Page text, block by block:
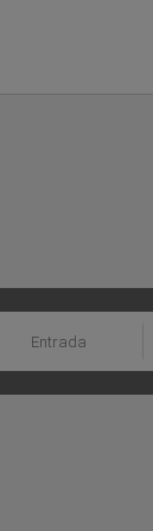
Resort & Spa
Entrada